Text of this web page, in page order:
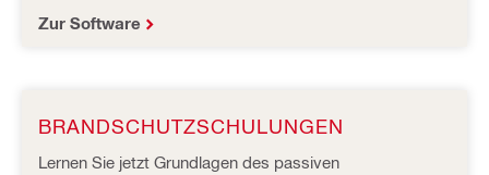
Zur Software
BRANDSCHUTZSCHULUNGEN
Lernen Sie jetzt Grundlagen des passiven